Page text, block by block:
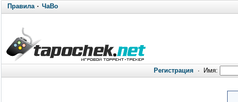
Правила· ЧаВо
Регистрация · Имя: